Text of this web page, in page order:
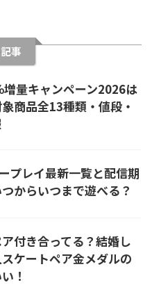
事
増量キャンペーン2026は
商品全13種類・値段・
プレイ最新一覧と配信期
からいつまで遊べる？
付き合ってる？結婚し
ケートペア金メダルの
！